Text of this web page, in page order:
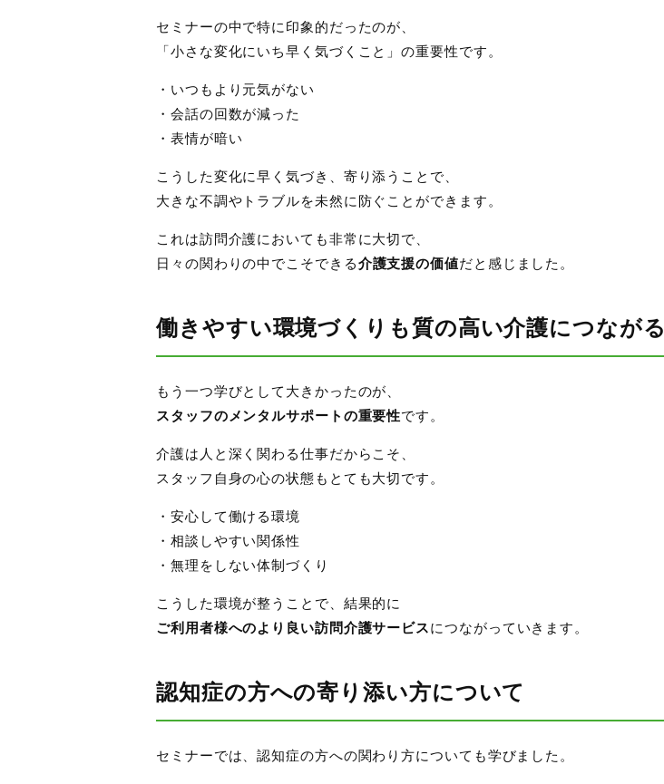
セミナーの中で特に印象的だったのが、
「小さな変化にいち早く気づくこと」の重要性です。
・いつもより元気がない
・会話の回数が減った
・表情が暗い
こうした変化に早く気づき、寄り添うことで、
大きな不調やトラブルを未然に防ぐことができます。
これは訪問介護においても非常に大切で、
日々の関わりの中でこそできる介護支援の価値だと感じました。
働きやすい環境づくりも質の高い介護につながる
もう一つ学びとして大きかったのが、
スタッフのメンタルサポートの重要性です。
介護は人と深く関わる仕事だからこそ、
スタッフ自身の心の状態もとても大切です。
・安心して働ける環境
・相談しやすい関係性
・無理をしない体制づくり
こうした環境が整うことで、結果的に
ご利用者様へのより良い訪問介護サービスにつながっていきます。
認知症の方への寄り添い方について
セミナーでは、認知症の方への関わり方についても学びました。